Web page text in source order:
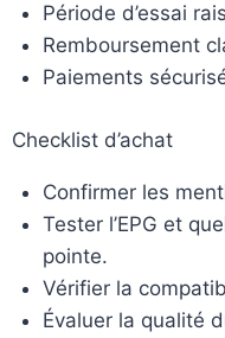
Période d’essai
Remboursement
Paiements
Checklist d’achat
Confirmer les
Tester l’EPG et
pointe.
Vérifier la
Évaluer la qualité